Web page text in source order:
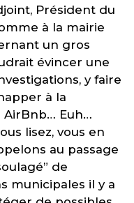
Président du
à la mairie
un gros
évincer une
y faire
à la
Euh…
lisez, vous en
au passage
de
municipales il y a